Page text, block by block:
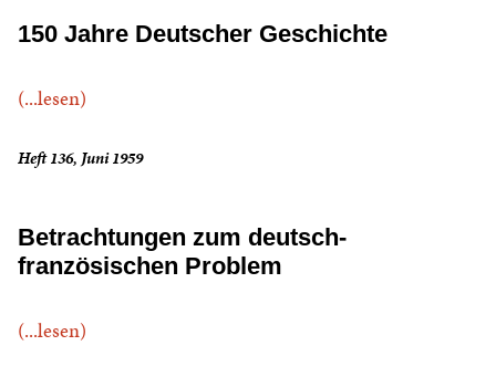
150 Jahre Deutscher Geschichte
(...lesen)
Heft 136, Juni 1959
Betrachtungen zum deutsch-
französischen Problem
(...lesen)